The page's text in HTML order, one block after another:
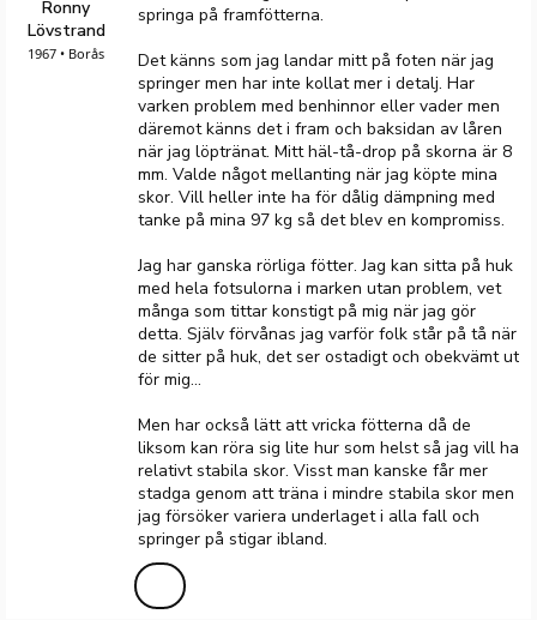
Ronny
Lövstrand
1967 • Borås
springa på framfötterna.
Det känns som jag landar mitt på foten när jag
springer men har inte kollat mer i detalj. Har
varken problem med benhinnor eller vader men
däremot känns det i fram och baksidan av låren
när jag löptränat. Mitt häl-tå-drop på skorna är 8
mm. Valde något mellanting när jag köpte mina
skor. Vill heller inte ha för dålig dämpning med
tanke på mina 97 kg så det blev en kompromiss.
Jag har ganska rörliga fötter. Jag kan sitta på huk
med hela fotsulorna i marken utan problem, vet
många som tittar konstigt på mig när jag gör
detta. Själv förvånas jag varför folk står på tå när
de sitter på huk, det ser ostadigt och obekvämt ut
för mig...
Men har också lätt att vricka fötterna då de
liksom kan röra sig lite hur som helst så jag vill ha
relativt stabila skor. Visst man kanske får mer
stadga genom att träna i mindre stabila skor men
jag försöker variera underlaget i alla fall och
springer på stigar ibland.